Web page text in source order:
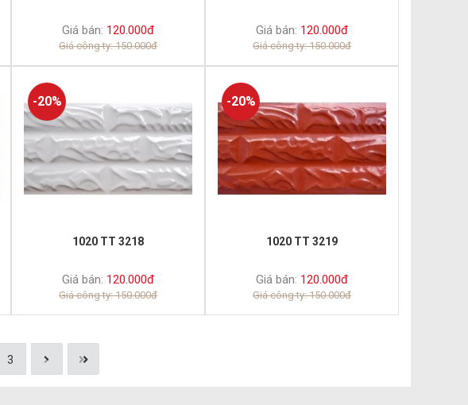
Giá bán: 120.000đ
Giá công ty: 150.000đ
Giá bán: 120.000đ
Giá công ty: 150.000đ
-20%
1020 TT 3218
Giá bán: 120.000đ
Giá công ty: 150.000đ
-20%
1020 TT 3219
Giá bán: 120.000đ
Giá công ty: 150.000đ
3